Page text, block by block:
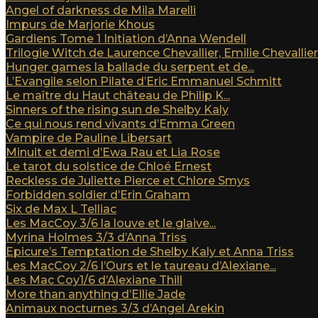
Angel of darkness de Mila Marelli
Impurs de Marjorie Khous
Gardiens Tome 1 Initiation d’Anna Wendell
Trilogie Witch de Laurence Chevallier, Emilie Chevallier
Hunger games la ballade du serpent et de...
L’Evangile selon Pilate d’Eric Emmanuel Schmitt
Le maître du Haut château de Philip K...
Sinners of the rising sun de Shelby Kaly
Ce qui nous rend vivants d’Emma Green
Vampire de Pauline Libersart
Minuit et demi d’Ewa Rau et Lia Rose
Le tarot du solstice de Chloé Ernest
Reckless de Juliette Pierce et Chlore Smys
Forbidden soldier d’Erin Graham
Six de Max L Telliac
Les MacCoy 3/6 la louve et le glaive...
Myrina Holmes 3/3 d’Anna Triss
Epicure’s Temptation de Shelby Kaly et Anna Triss
Les MacCoy 2/6 l’Ours et le taureau d’Alexiane...
Les Mac Coy1/6 d’Alexiane Thill
More than anything d’Ellie Jade
Animaux nocturnes 3/3 d’Angel Arekin